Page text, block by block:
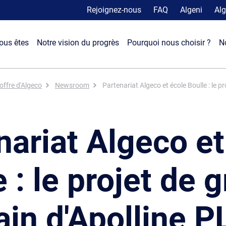
Rejoignez-nous FAQ Algeni
êtes Notre vision du progrès Pourquoi nous choisir ?
d'Algeco Newsroom Partenariat Algeco et école Boulle : le
Algeco
: le projet de